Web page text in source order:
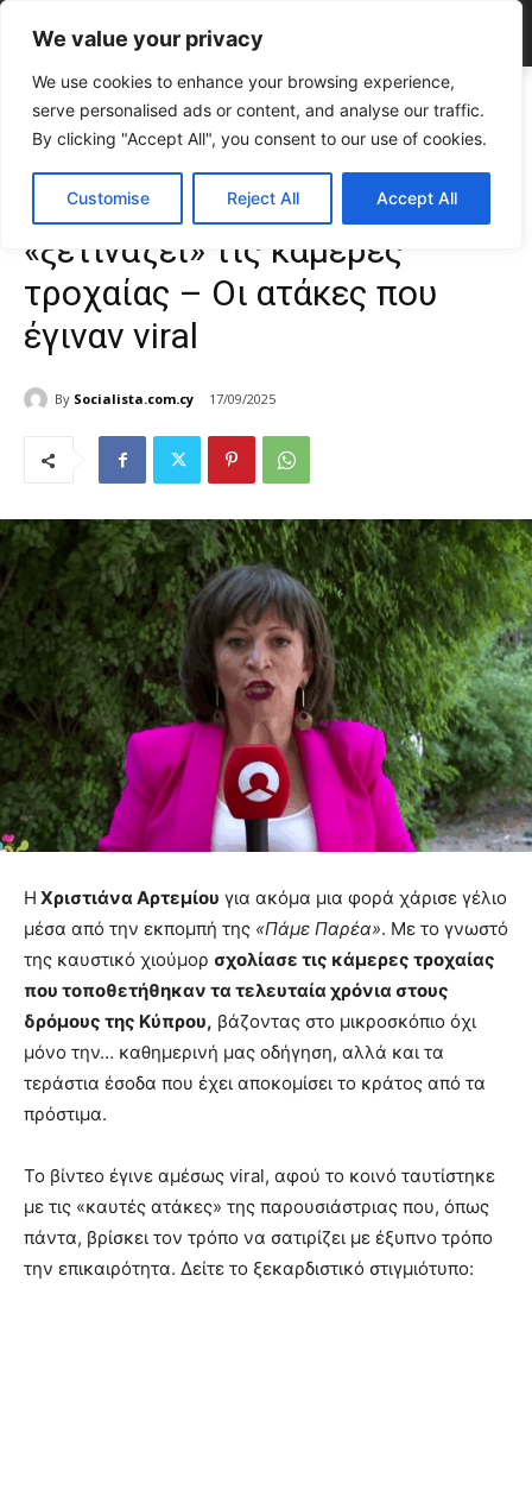
We value your privacy
We use cookies to enhance your browsing experience,
serve personalised ads or content, and analyse our traffic.
By clicking "Accept All", you consent to our use of cookies.
Customise Reject All Accept All
Home CELEBRITIES
Βίντεο: Η Χριστιάνα Αρτεμίου «ξετινάζει» τις
κάμερες τροχαίας – Οι ατάκες που...
Βίντεο: Η Χριστιάνα Αρτεμίου
«ξετινάζει» τις κάμερες
τροχαίας – Οι ατάκες που
έγιναν viral
By Socialista.com.cy 17/09/2025
Η Χριστιάνα Αρτεμίου για ακόμα μια φορά χάρισε γέλιο
μέσα από την εκπομπή της «Πάμε Παρέα». Με το γνωστό
της καυστικό χιούμορ σχολίασε τις κάμερες τροχαίας
που τοποθετήθηκαν τα τελευταία χρόνια στους
δρόμους της Κύπρου, βάζοντας στο μικροσκόπιο όχι
μόνο την… καθημερινή μας οδήγηση, αλλά και τα
τεράστια έσοδα που έχει αποκομίσει το κράτος από τα
πρόστιμα.
Το βίντεο έγινε αμέσως viral, αφού το κοινό ταυτίστηκε
με τις «καυτές ατάκες» της παρουσιάστριας που, όπως
πάντα, βρίσκει τον τρόπο να σατιρίζει με έξυπνο τρόπο
την επικαιρότητα. Δείτε το ξεκαρδιστικό στιγμιότυπο: